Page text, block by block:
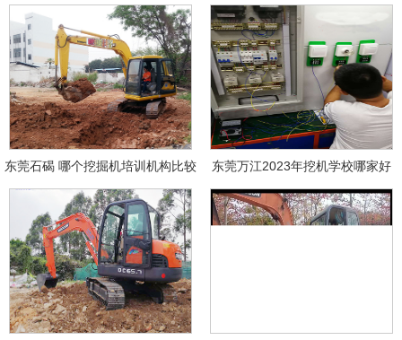
东莞石碣 哪个挖掘机培训机构比较
好?
东莞万江2023年挖机学校哪家好